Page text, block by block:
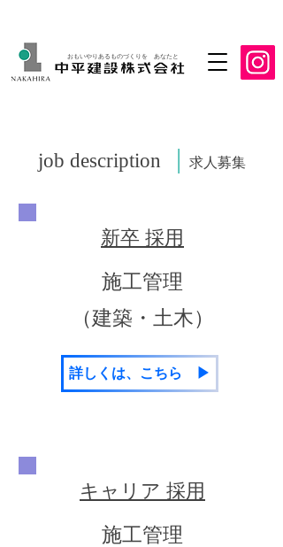
おもいやりあるものづくりを あなたと
job description 求人募集
​新卒 採用
施工管理
​（建築・土木）
詳しくは、こちら ▶
​キャリア 採用
​施工管理